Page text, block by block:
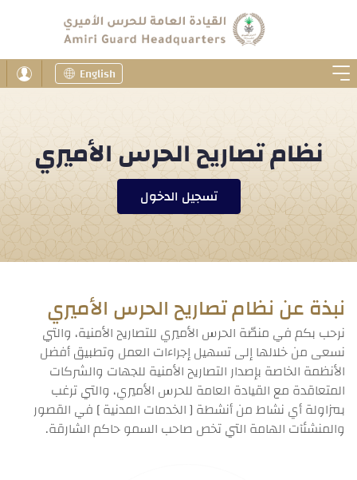
English
نظام تصاريح الحرس الأميري
تسجيل الدخول
نبذة عن نظام تصاريح الحرس الأميري
نرحب بكم في منصّة الحرس الأميري للتصاريح الأمنية، والتي
نسعى من خلالها إلى تسهيل إجراءات العمل وتطبيق أفضل
الأنظمة الخاصة بإصدار التصاريح الأمنية للجهات والشركات
المتعاقدة مع القيادة العامة للحرس الأميري، والتي ترغب
بمزاولة أي نشاط من أنشطة [ الخدمات المدنية ] في القصور
والمنشئآت الهامة التي تخص صاحب السمو حاكم الشارقة.